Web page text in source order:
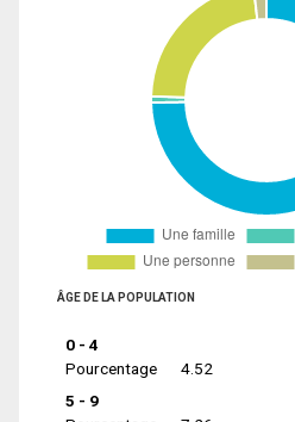
ÂGE DE LA POPULATION
0 - 4
Pourcentage
4.52
5 - 9